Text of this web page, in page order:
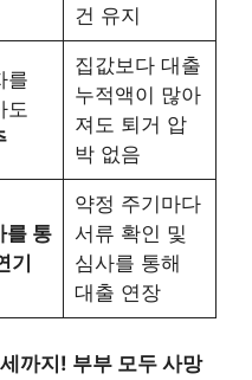
건 유지
를
도
집값보다 대출
누적액이 많아
져도 퇴거 압
박 없음
를 통
기
약정 주기마다
서류 확인 및
심사를 통해
대출 연장
까지! 부부 모두 사망